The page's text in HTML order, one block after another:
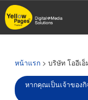
ข้าม
ไป
หน้าแรก > บริษัท โออีเ
หากคุณเป็นเจ้าของ